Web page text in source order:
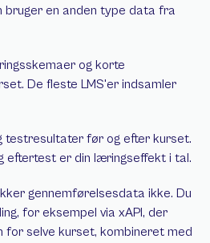
bruger en anden type data fra
og korte
De fleste LMS'er indsamler
testresultater før og efter kurset.
eftertest er din læringseffekt i tal.
gennemførelsesdata ikke. Du
for eksempel via xAPI, der
selve kurset, kombineret med